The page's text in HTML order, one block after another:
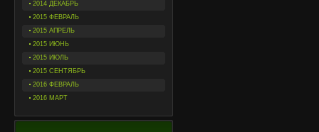
2014 ДЕКАБРЬ
2015 ФЕВРАЛЬ
2015 АПРЕЛЬ
2015 ИЮНЬ
2015 ИЮЛЬ
2015 СЕНТЯБРЬ
2016 ФЕВРАЛЬ
2016 МАРТ